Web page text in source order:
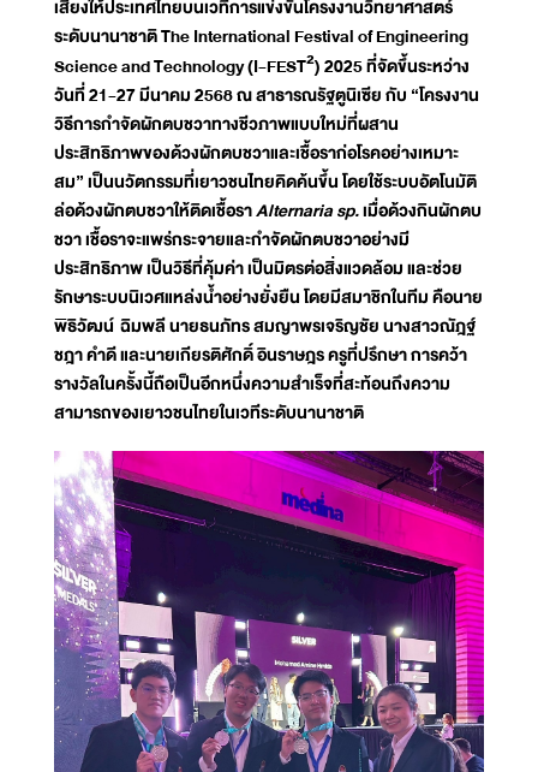
เสียงให้ประเทศไทยบนเวทีการแข่งขันโครงงานวิทยาศาสตร์
ระดับนานาชาติ The International Festival of Engineering
Science and Technology (I-FEST²) 2025 ที่จัดขึ้นระหว่าง
วันที่ 21-27 มีนาคม 2568 ณ สาธารณรัฐตูนิเซีย กับ “โครงงาน
วิธีการกำจัดผักตบชวาทางชีวภาพแบบใหม่ที่ผสาน
ประสิทธิภาพของด้วงผักตบชวาและเชื้อราก่อโรคอย่างเหมาะ
สม” เป็นนวัตกรรมที่เยาวชนไทยคิดค้นขึ้น โดยใช้ระบบอัตโนมัติ
ล่อด้วงผักตบชวาให้ติดเชื้อราAlternaria sp.เมื่อด้วงกินผักตบ
ชวา เชื้อราจะแพร่กระจายและกำจัดผักตบชวาอย่างมี
ประสิทธิภาพ เป็นวิธีที่คุ้มค่า เป็นมิตรต่อสิ่งแวดล้อม และช่วย
รักษาระบบนิเวศแหล่งน้ำอย่างยั่งยืน โดยมีสมาชิกในทีม คือนาย
พิธิวัฒน์ ฉิมพลี นายธนภัทร สมญาพรเจริญชัย นางสาวณัฎฐ์
ชฎา คำดี และนายเกียรติศักดิ์ อินราษฎร ครูที่ปรึกษา การคว้า
รางวัลในครั้งนี้ถือเป็นอีกหนึ่งความสำเร็จที่สะท้อนถึงความ
สามารถของเยาวชนไทยในเวทีระดับนานาชาติ